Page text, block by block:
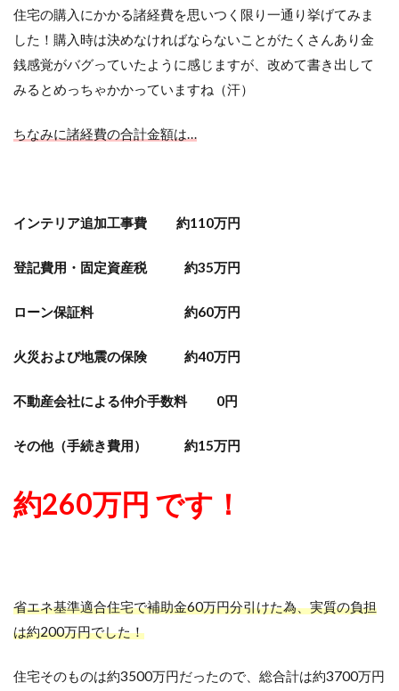
住宅の購入にかかる諸経費を思いつく限り一通り挙げてみま
した！購入時は決めなければならないことがたくさんあり金
銭感覚がバグっていたように感じますが、改めて書き出して
みるとめっちゃかかっていますね（汗）
ちなみに諸経費の合計金額は…
インテリア追加工事費 約110万円
登記費用・固定資産税 約35万円
ローン保証料 約60万円
火災および地震の保険 約40万円
不動産会社による仲介手数料 0円
その他（手続き費用） 約15万円
約260万円 です！
省エネ基準適合住宅で補助金60万円分引けた為、実質の負担
は約200万円でした！
住宅そのものは約3500万円だったので、総合計は約3700万円